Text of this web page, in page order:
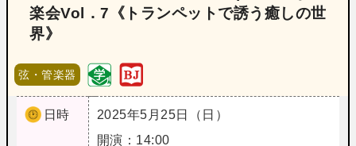
楽会Vol．7《トランペットで誘う癒しの世
界》
弦・管楽器
日時
2025年5月25日（日）
開演：14:00